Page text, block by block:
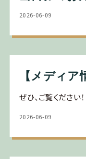
2026-06-09
【メディア
ぜひ、ご覧ください！
2026-06-09